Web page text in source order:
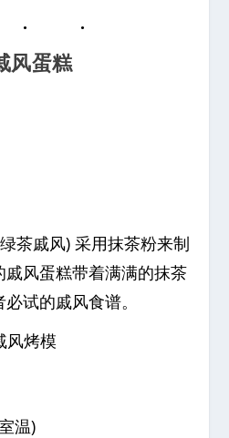
风蛋糕
茶戚风) 采用抹茶粉来制
风蛋糕带着满满的抹茶
试的戚风食谱。
风烤模
温)